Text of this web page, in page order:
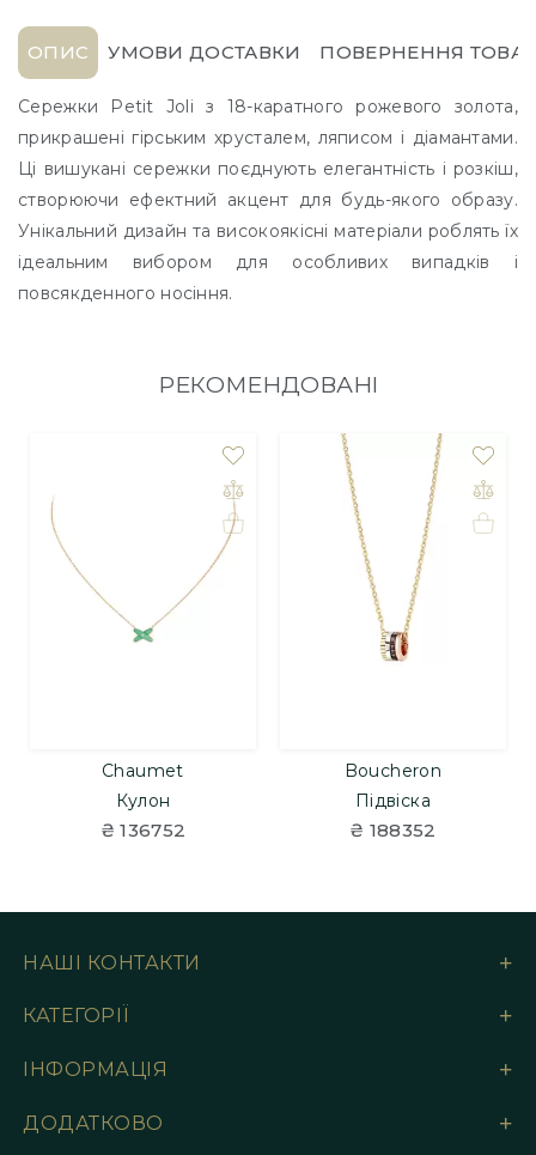
ОПИС УМОВИ ДОСТАВКИ ПОВЕРНЕННЯ
Сережки Petit Joli з 18-каратного рожевого золота,
прикрашені гірським хрусталем, ляписом і діамантами.
Ці вишукані сережки поєднують елегантність і розкіш,
створюючи ефектний акцент для будь-якого образу.
Унікальний дизайн та високоякісні матеріали роблять їх
ідеальним вибором для особливих випадків і
повсякденного носіння.
РЕКОМЕНДОВАНІ
Chaumet
Кулон
₴ 136752
Boucheron
Підвіска
₴ 188352
НАШІ КОНТАКТИ
КАТЕГОРІЇ
ІНФОРМАЦІЯ
ДОДАТКОВО